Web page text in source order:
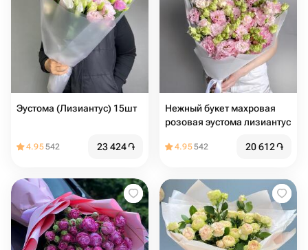
Эустома (Лизиантус) 15шт
4.95542 23 424֏
Нежный букет махровая
розовая эустома лизиантус
4.95542 20 612֏